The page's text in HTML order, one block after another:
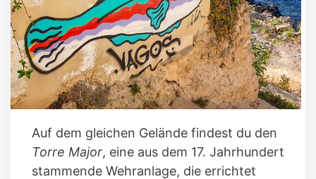
Auf dem gleichen Gelände findest du den
Torre Major, eine aus dem 17. Jahrhundert
stammende Wehranlage, die errichtet